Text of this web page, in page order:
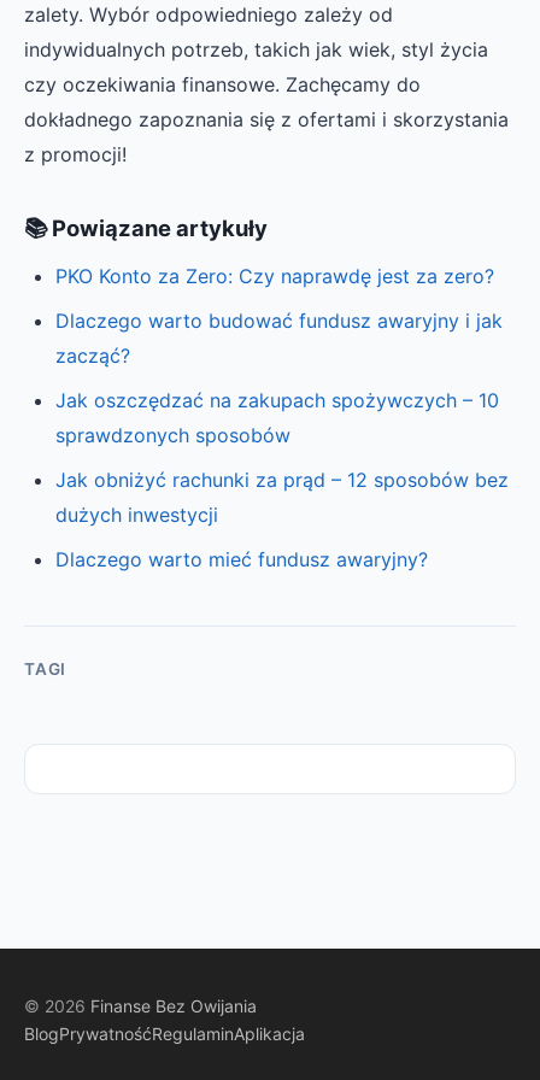
zalety. Wybór odpowiedniego zależy od
indywidualnych potrzeb, takich jak wiek, styl życia
czy oczekiwania finansowe. Zachęcamy do
dokładnego zapoznania się z ofertami i skorzystania
z promocji!
📚 Powiązane artykuły
PKO Konto za Zero: Czy naprawdę jest za zero?
Dlaczego warto budować fundusz awaryjny i jak
zacząć?
Jak oszczędzać na zakupach spożywczych – 10
sprawdzonych sposobów
Jak obniżyć rachunki za prąd – 12 sposobów bez
dużych inwestycji
Dlaczego warto mieć fundusz awaryjny?
TAGI
© 2026 Finanse Bez Owijania
BlogPrywatnośćRegulaminAplikacja